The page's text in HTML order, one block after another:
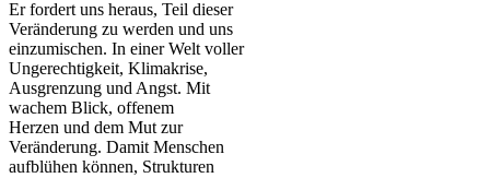
Er fordert uns heraus, Teil dieser
Veränderung zu werden und uns
einzumischen. In einer Welt voller
Ungerechtigkeit, Klimakrise,
Ausgrenzung und Angst. Mit
wachem Blick, offenem
Herzen und dem Mut zur
Veränderung. Damit Menschen
aufblühen können, Strukturen